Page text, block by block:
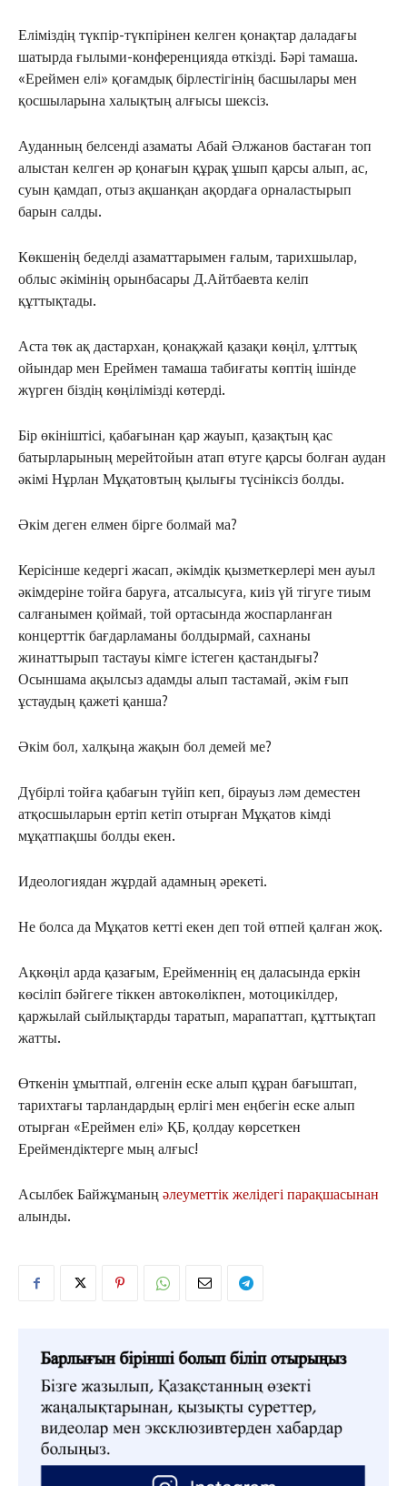
Еліміздің түкпір-түкпірінен келген қонақтар даладағы
шатырда ғылыми-конференцияда өткізді. Бәрі тамаша.
«Ереймен елі» қоғамдық бірлестігінің басшылары мен
қосшыларына халықтың алғысы шексіз.
Ауданның белсенді азаматы Абай Әлжанов бастаған топ
алыстан келген әр қонағын құрақ ұшып қарсы алып, ас,
суын қамдап, отыз ақшанқан ақордаға орналастырып
барын салды.
Көкшенің беделді азаматтарымен ғалым, тарихшылар,
облыс әкімінің орынбасары Д.Айтбаевта келіп
құттықтады.
Аста төк ақ дастархан, қонақжай қазақи көңіл, ұлттық
ойындар мен Ереймен тамаша табиғаты көптің ішінде
жүрген біздің көңілімізді көтерді.
Бір өкініштісі, қабағынан қар жауып, қазақтың қас
батырларының мерейтойын атап өтуге қарсы болған аудан
әкімі Нұрлан Мұқатовтың қылығы түсініксіз болды.
Әкім деген елмен бірге болмай ма?
Керісінше кедергі жасап, әкімдік қызметкерлері мен ауыл
әкімдеріне тойға баруға, атсалысуға, киіз үй тігуге тиым
салғанымен қоймай, той ортасында жоспарланған
концерттік бағдарламаны болдырмай, сахнаны
жинаттырып тастауы кімге істеген қастандығы?
Осыншама ақылсыз адамды алып тастамай, әкім ғып
ұстаудың қажеті қанша?
Әкім бол, халқыңа жақын бол демей ме?
Дүбірлі тойға қабағын түйіп кеп, бірауыз ләм деместен
атқосшыларын ертіп кетіп отырған Мұқатов кімді
мұқатпақшы болды екен.
Идеологиядан жұрдай адамның әрекеті.
Не болса да Мұқатов кетті екен деп той өтпей қалған жоқ.
Ақкөңіл арда қазағым, Ерейменнің ең даласында еркін
көсіліп бәйгеге тіккен автокөлікпен, мотоцикілдер,
қаржылай сыйлықтарды таратып, марапаттап, құттықтап
жатты.
Өткенін ұмытпай, өлгенін еске алып құран бағыштап,
тарихтағы тарландардың ерлігі мен еңбегін еске алып
отырған «Ереймен елі» ҚБ, қолдау көрсеткен
Ереймендіктерге мың алғыс!
Асылбек Байжұманың әлеуметтік желідегі парақшасынан
алынды.